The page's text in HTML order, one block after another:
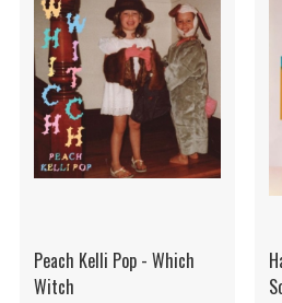
Peach Kelli Pop - Which
Witch